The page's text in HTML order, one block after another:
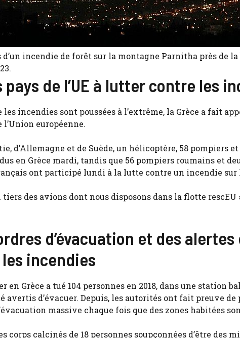
incendie de forêt sur la montagne Parnitha près de la
pays de l’UE à lutter contre les
incendies sont poussées à l’extrême, la Grèce a fait
européenne.
d’Allemagne et de Suède, un hélicoptère, 58 pompiers
en Grèce mardi, tandis que 56 pompiers roumains et
ont participé lundi à la lutte contre un incendie sur
des avions dont nous disposons dans la flotte rescEU
d’évacuation et des alertes
incendies
Grèce a tué 104 personnes en 2018, dans une station
avertis d’évacuer. Depuis, les autorités ont fait preuve de
massive chaque fois que des zones habitées
corps calcinés de 18 personnes soupçonnées d’être des